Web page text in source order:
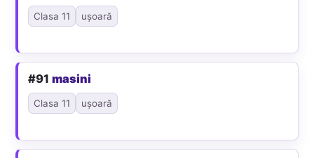
Clasa 11 ușoară
#91masini
Clasa 11 ușoară